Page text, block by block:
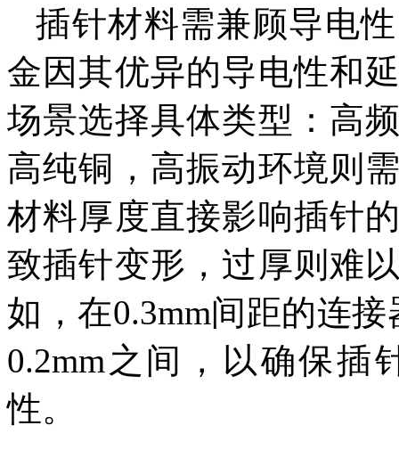
插针材料需兼顾导电
金因其优异的导电性和
场景选择具体类型：高
高纯铜，高振动环境则
材料厚度直接影响插针
致插针变形，过厚则难
如，在0.3mm间距的连
0.2mm之间，以确保插
性。